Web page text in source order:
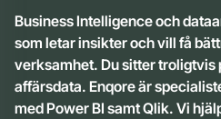
Business Intelligence och
som letar insikter och vill få
verksamhet. Du sitter troligtvis
affärsdata. Enqoreär
med Power BI samt Qlik. Vi